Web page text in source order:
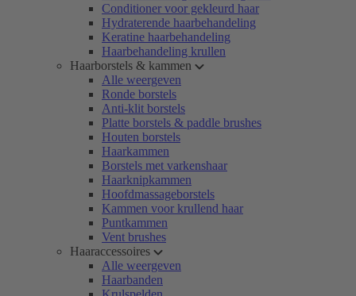
Conditioner voor gekleurd haar
Hydraterende haarbehandeling
Keratine haarbehandeling
Haarbehandeling krullen
Haarborstels & kammen
Alle weergeven
Ronde borstels
Anti-klit borstels
Platte borstels & paddle brushes
Houten borstels
Haarkammen
Borstels met varkenshaar
Haarknipkammen
Hoofdmassageborstels
Kammen voor krullend haar
Puntkammen
Vent brushes
Haaraccessoires
Alle weergeven
Haarbanden